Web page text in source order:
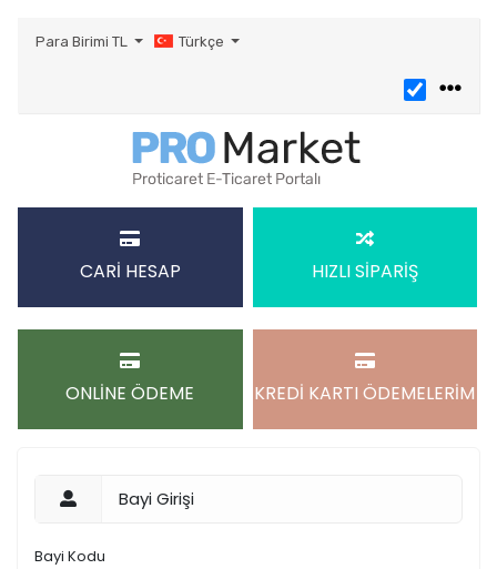
Para Birimi TL Türkçe
CARİ HESAP HIZLI SİPARİŞ
ONLİNE ÖDEME KREDİ KARTI ÖDEMELERİM
Bayi Girişi
Bayi Kodu